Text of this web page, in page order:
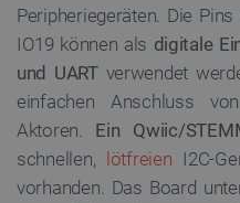
Peripheriegeräten. Die
IO19 können als digitale
und UARTverwendet
einfachen Anschluss
Aktoren. Ein Qwiic/
schnellen,
lötfreien I2C-
vorhanden. Das Board
Unbedingt
Targeting
Unbedingt